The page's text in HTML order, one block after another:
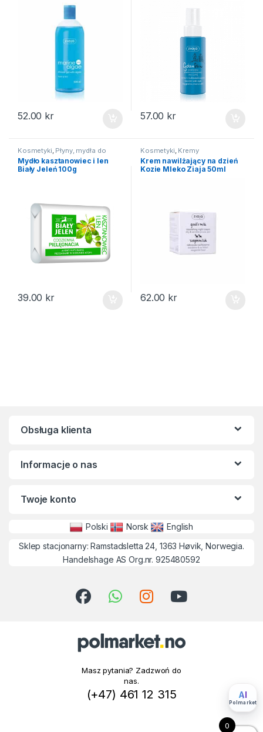
52.00 kr 57.00 kr
Kosmetyki Płyny, mydła do
kąpieli
Mydło kasztanowiec i len
Biały Jeleń 100g
39.00 kr
Kosmetyki Kremy
Krem nawilżający na dzień
Kozie Mleko Ziaja 50ml
62.00 kr
Obsługa klienta
Informacje o nas
Twoje konto
Polski Norsk
English
Sklep stacjonarny: Ramstadsletta 24, 1363 Høvik, Norwegia.
Handelshage AS Org.nr. 925480592
Masz pytania? Zadzwoń do
nas.
(+47) 461 12 315
0
AI
Polmarket